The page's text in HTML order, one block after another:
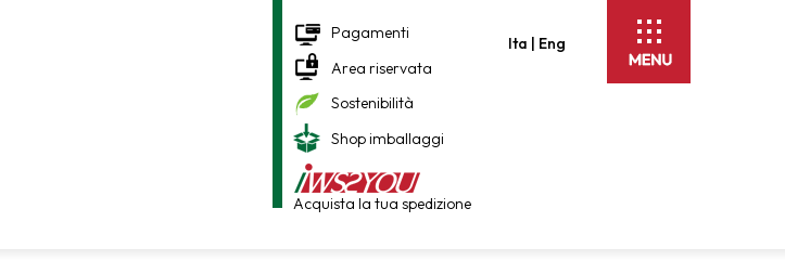
Ita | Eng
Pagamenti
Area riservata
Sostenibilità
Shop imballaggi
Acquista la tua spedizione